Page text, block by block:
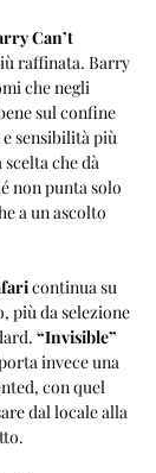
Can’t
raffinata. Barry
che negli
sul confine
sensibilità più
che dà
non punta solo
a un ascolto
continua su
più da selezione
“Invisible”
invece una
con quel
dal locale alla